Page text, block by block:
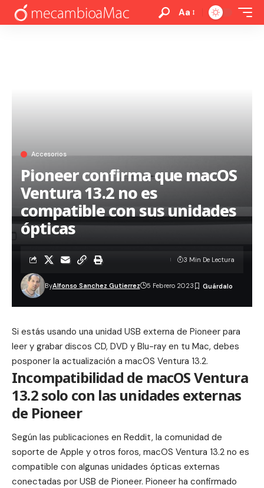
Aa
Accesorios
Pioneer confirma que macOS
Ventura 13.2 no es
compatible con sus unidades
ópticas
ByAlfonso Sanchez Gutierrez 5 Febrero 2023
3 Min De Lectura
Si estás usando una unidad USB externa de Pioneer para
leer y grabar discos CD, DVD y Blu-ray en tu Mac, debes
posponer la actualización a macOS Ventura 13.2.
Incompatibilidad de macOS Ventura
13.2 solo con las unidades externas
de Pioneer
Según las publicaciones en Reddit, la comunidad de
soporte de Apple y otros foros, macOS Ventura 13.2 no es
compatible con algunas unidades ópticas externas
conectadas por USB de Pioneer. Pioneer ha confirmado